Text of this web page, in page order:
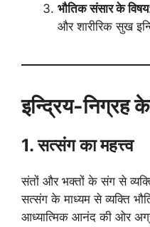
भौतिक संसार के विषय
और शारीरिक सुख
इन्द्रिय-निग्रह
1. सत्संग का महत्त्व
संतों और भक्तों के संग से
सत्संग के माध्यम से व्यक्ति
आध्यात्मिक आनंद की ओर